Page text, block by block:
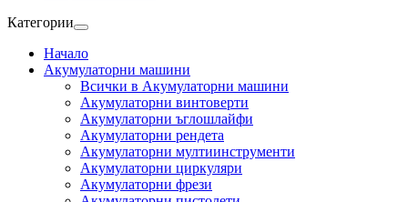
Категории
Начало
Акумулаторни машини
Всички в Акумулаторни машини
Акумулаторни винтоверти
Акумулаторни ъглошлайфи
Акумулаторни рендета
Акумулаторни мултиинструменти
Акумулаторни циркуляри
Акумулаторни фрези